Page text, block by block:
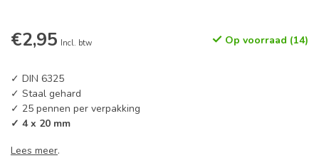
€2,95 Incl. btw Op voorraad (14)
✓ DIN 6325
✓ Staal gehard
✓ 25 pennen per verpakking
✓ 4 x 20 mm
Lees meer.